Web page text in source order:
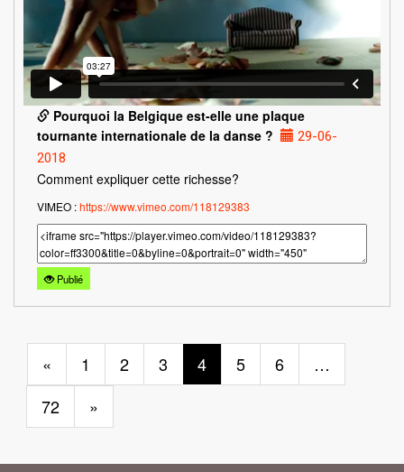
Pourquoi la Belgique est-elle une plaque
tournante internationale de la danse ?
29-06-
2018
Comment expliquer cette richesse?
VIMEO :https://www.vimeo.com/118129383
Publié
« 1 2 3 4 5 6
…
72
»